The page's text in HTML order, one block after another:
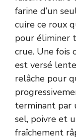
farine d’un
cuire ce roux
pour éliminer
crue. Une fois
est versé
relâche pour
terminant par
sel, poivre et
fraîchement